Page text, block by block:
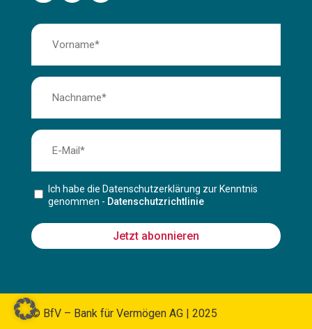
Ich habe die Datenschutzerklärung zur Kenntnis
genommen - Datenschutzrichtlinie
Jetzt abonnieren
© BfV – Bank für Vermögen AG | 2025